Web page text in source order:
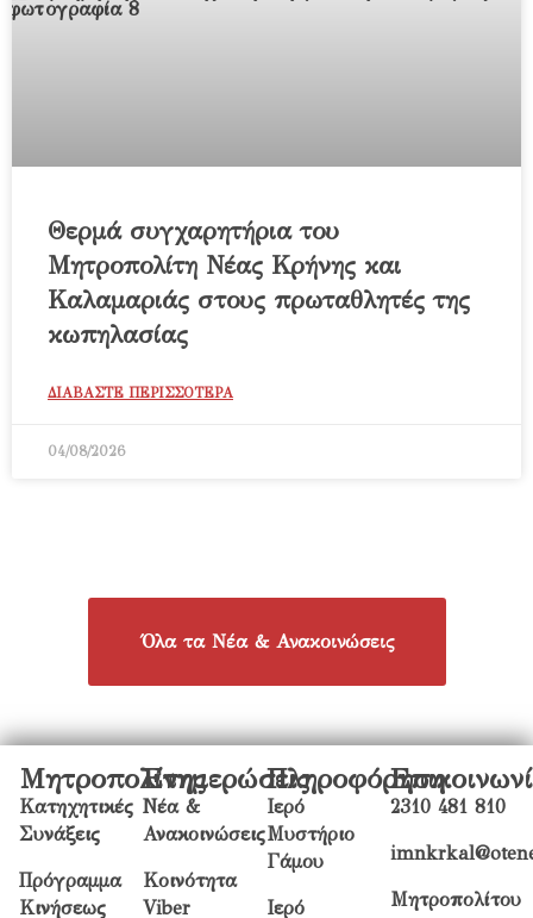
Θερμά συγχαρητήρια του
Μητροπολίτη Νέας Κρήνης και
Καλαμαριάς στους πρωταθλητές της
κωπηλασίας
ΔΙΑΒΑΣΤΕ ΠΕΡΙΣΣΟΤΕΡΑ
04/08/2026
Όλα τα Νέα & Ανακοινώσεις
Μητροπολίτης
Κατηχητικές
Συνάξεις
Πρόγραμμα
Κινήσεως
Ενημερώσεις
Νέα &
Ανακοινώσεις
Κοινότητα
Viber
Πληροφόρηση
Ιερό
Μυστήριο
Γάμου
Ιερό
2310 481 810
Μητροπολίτου